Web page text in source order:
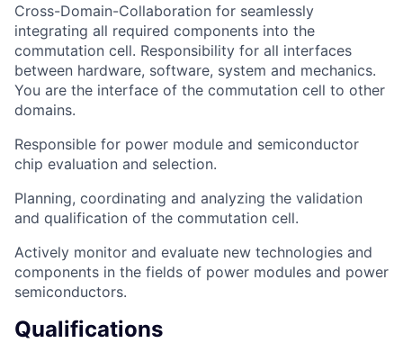
Cross-Domain-Collaboration for seamlessly
integrating all required components into the
commutation cell. Responsibility for all interfaces
between hardware, software, system and mechanics.
You are the interface of the commutation cell to other
domains.
Responsible for power module and semiconductor
chip evaluation and selection.
Planning, coordinating and analyzing the validation
and qualification of the commutation cell.
Actively monitor and evaluate new technologies and
components in the fields of power modules and power
semiconductors.
Qualifications